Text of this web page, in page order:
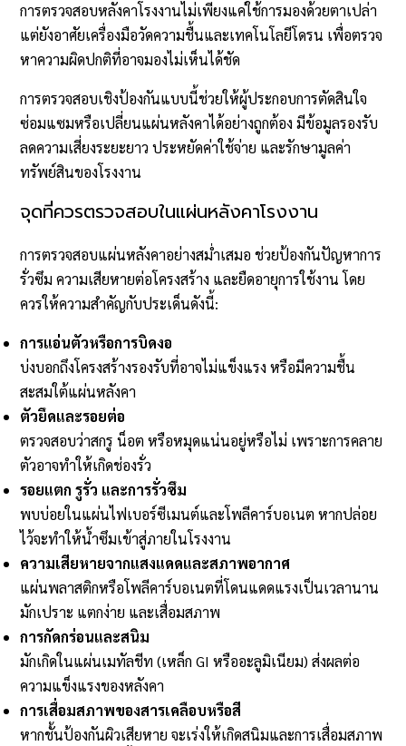
การตรวจสอบหลังคาโรงงานไม่เพียงแค่ใช้การมองด้วยตาเปล่า
แต่ยังอาศัยเครื่องมือวัดความชื้นและเทคโนโลยีโดรน เพื่อตรวจ
หาความผิดปกติที่อาจมองไม่เห็นได้ชัด
การตรวจสอบเชิงป้องกันแบบนี้ช่วยให้ผู้ประกอบการตัดสินใจ
ซ่อมแซมหรือเปลี่ยนแผ่นหลังคาได้อย่างถูกต้อง มีข้อมูลรองรับ
ลดความเสี่ยงระยะยาว ประหยัดค่าใช้จ่าย และรักษามูลค่า
ทรัพย์สินของโรงงาน
จุดที่ควรตรวจสอบในแผ่นหลังคาโรงงาน
การตรวจสอบแผ่นหลังคาอย่างสม่ำเสมอ ช่วยป้องกันปัญหาการ
รั่วซึม ความเสียหายต่อโครงสร้าง และยืดอายุการใช้งาน โดย
ควรให้ความสำคัญกับประเด็นดังนี้:
การแอ่นตัวหรือการบิดงอ
บ่งบอกถึงโครงสร้างรองรับที่อาจไม่แข็งแรง หรือมีความชื้น
สะสมใต้แผ่นหลังคา
ตัวยึดและรอยต่อ
ตรวจสอบว่าสกรู น็อต หรือหมุดแน่นอยู่หรือไม่ เพราะการคลาย
ตัวอาจทำให้เกิดช่องรั่ว
รอยแตก รูรั่ว และการรั่วซึม
พบบ่อยในแผ่นไฟเบอร์ซีเมนต์และโพลีคาร์บอเนต หากปล่อย
ไว้จะทำให้น้ำซึมเข้าสู่ภายในโรงงาน
ความเสียหายจากแสงแดดและสภาพอากาศ
แผ่นพลาสติกหรือโพลีคาร์บอเนตที่โดนแดดแรงเป็นเวลานาน
มักเปราะ แตกง่าย และเสื่อมสภาพ
การกัดกร่อนและสนิม
มักเกิดในแผ่นเมทัลชีท (เหล็ก GI หรืออะลูมิเนียม) ส่งผลต่อ
ความแข็งแรงของหลังคา
การเสื่อมสภาพของสารเคลือบหรือสี
หากชั้นป้องกันผิวเสียหาย จะเร่งให้เกิดสนิมและการเสื่อมสภาพ